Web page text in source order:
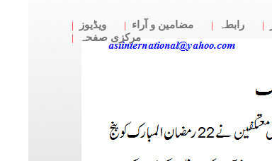
رابطہ مضامین و آراء
ویڈیوز
مرکزی صفحہ